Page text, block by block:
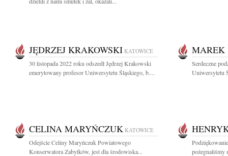
JĘDRZEJ KRAKOWSKI KATOWICE
30 listopada 2022 roku odszedł Jędrzej Krakowski
emerytowany profesor Uniwersytetu Śląskiego, b....
MAREK
Serdeczne
Uniwersytetu
CELINA MARYŃCZUK KATOWICE
Odejście Celiny Maryńczuk Powiatowego
Konserwatora Zabytków, jest dla środowiska...
pożegnaliśmy